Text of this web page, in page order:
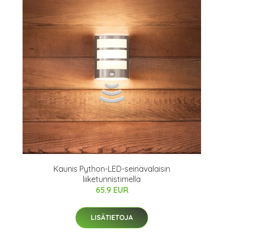
Kaunis Python-LED-seinävalaisin
liiketunnistimella
65.9 EUR
LISÄTIETOJA